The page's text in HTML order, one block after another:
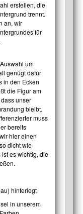
erstellen, die
trennt.
an, wir
für
um
genügt dafür
in den Ecken
die Figur am
unser
bleibt.
muss
bereits
hier einen
dicht wie
es wichtig, die
hinterlegt
in unserem